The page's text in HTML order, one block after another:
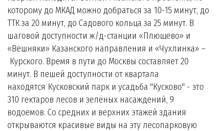
которому до МКАД можно добраться за 10-15 минут, до
ТТК за 20 минут, до Садового кольца за 25 минут. В
шаговой доступности ж/д-станции «Плющево» и
«Вешняки» Казанского направления и «Чухлинка» –
Курского. Время в пути до Москвы составляет 20
минут. В пешей доступности от квартала
находятся Кусковский парк и усадьба "Кусково" - это
310 гектаров лесов и зелёных насаждений, 9
водоемов. Со средних и верхних этажей здания
открываются красивые виды на эту лесопарковую